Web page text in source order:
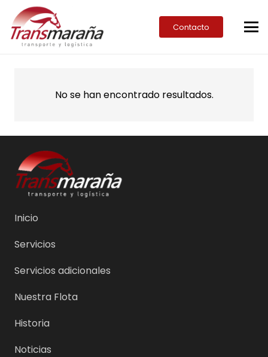
Contacto
No se han encontrado resultados.
Inicio
Servicios
Servicios adicionales
Nuestra Flota
Historia
Noticias